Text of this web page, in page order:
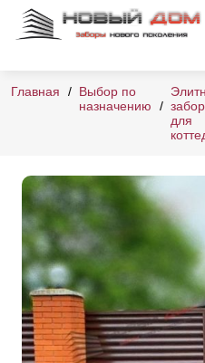
Главная
Выбор по
назначению
для